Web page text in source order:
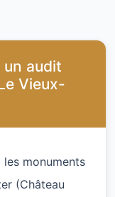
un audit
Vieux-
les monuments
(Château